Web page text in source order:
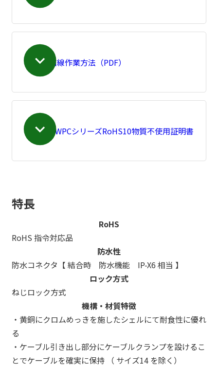
結線作業方法（PDF）
NWPCシリーズRoHS10物質不使用証明書
特長
RoHS
RoHS 指令対応品
防水性
防水コネクタ【 結合時 防水機能 IP-X6 相当 】
ロック方式
ねじロック方式
機構・材質特徴
・黄銅にクロムめっきを施したシェルにて耐食性に優れ
る
・ケーブル引き出し部分にケーブルクランプを設けるこ
とでケーブルを確実に保持 （ サイズ14 を除く）